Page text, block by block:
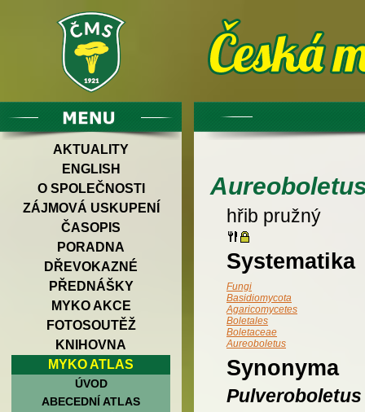
AKTUALITY
ENGLISH
O SPOLEČNOSTI
ZÁJMOVÁ USKUPENÍ
ČASOPIS
PORADNA
DŘEVOKAZNÉ
PŘEDNÁŠKY
MYKO AKCE
FOTOSOUTĚŽ
KNIHOVNA
MYKO ATLAS
ÚVOD
ABECEDNÍ ATLAS
hřib pružný
Systematika
Fungi
Basidiomycota
Agaricomycetes
Boletales
Boletaceae
Aureoboletus
Synonyma